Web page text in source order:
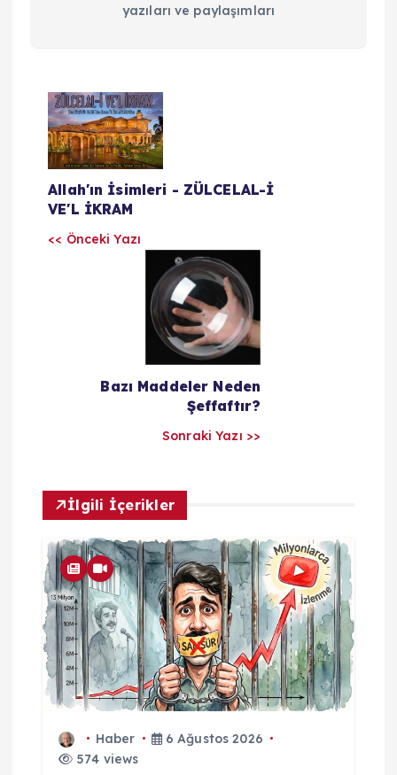
yazıları ve paylaşımları
Y
a
zAllah'ın İsimleri - ZÜLCELAL-İ
VE'L İKRAM
<< Önceki Yazı
Bazı Maddeler Neden
Şeffaftır?
Sonraki Yazı >>
İlgili İçerikler
Haber
6 Ağustos 2026
574 views